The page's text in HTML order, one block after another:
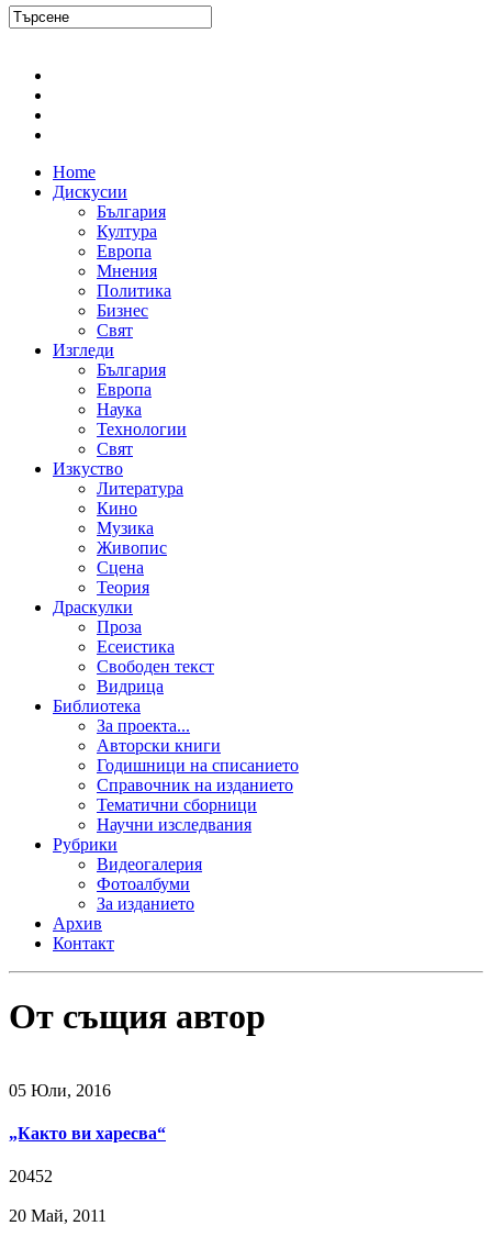
Home
Дискусии
България
Култура
Европа
Мнения
Политика
Бизнес
Свят
Изгледи
България
Европа
Наука
Технологии
Свят
Изкуство
Литература
Кино
Музика
Живопис
Сцена
Теория
Драскулки
Проза
Есеистика
Свободен текст
Видрица
Библиотека
За проекта...
Авторски книги
Годишници на списанието
Справочник на изданието
Тематични сборници
Научни изследвания
Рубрики
Видеогалерия
Фотоалбуми
За изданието
Архив
Контакт
От същия автор
05 Юли, 2016
„Както ви харесва“
20452
20 Май, 2011